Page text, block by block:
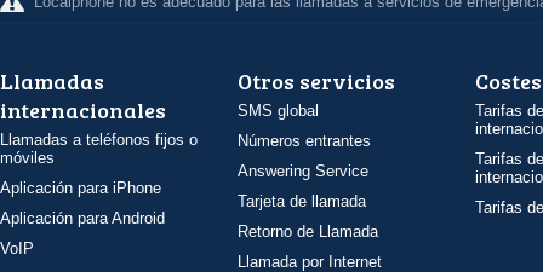
Llamadas
internacionales
Llamadas a teléfonos fijos o
móviles
Aplicación para iPhone
Aplicación para Android
VoIP
Otros servicios
SMS global
Números entrantes
Answering Service
Tarjeta de llamada
Retorno de Llamada
Llamada por Internet
Costes
Tarifas
Tarifas
Tarifas